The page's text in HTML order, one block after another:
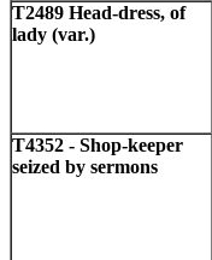
T2489 Head-dress, of
lady (var.)
T4352 - Shop-keeper
seized by sermons